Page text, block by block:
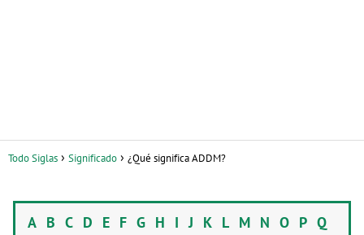
Todo Siglas Significado ¿Qué significa ADDM?
A B C D E F G H IJ K L M N O P Q